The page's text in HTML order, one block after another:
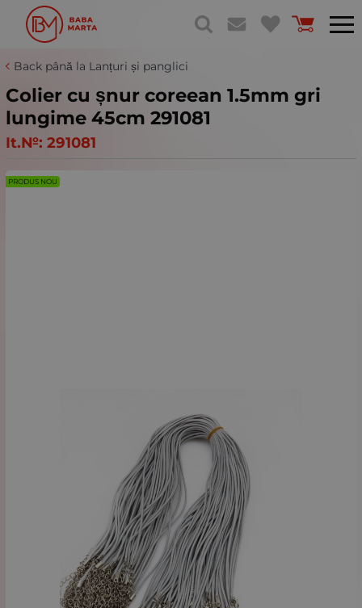
Back până la Lanțuri și panglici
Colier cu șnur coreean 1.5mm gri
lungime 45cm 291081
It.№: 291081
PRODUS NOU